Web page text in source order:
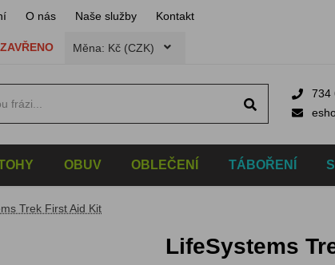
O nás Naše služby Kontakt
ZAVŘENO Měna: Kč (CZK)
734
OBUV OBLEČENÍ TÁBOŘENÍ
Trek First Aid Kit
LifeSystems